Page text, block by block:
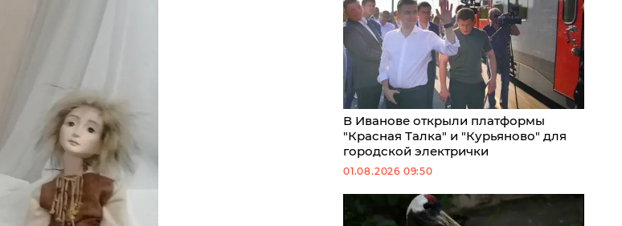
В Иванове открыли платформы
"Красная Талка" и "Курьяново" для
городской электрички
01.08.2026 09:50